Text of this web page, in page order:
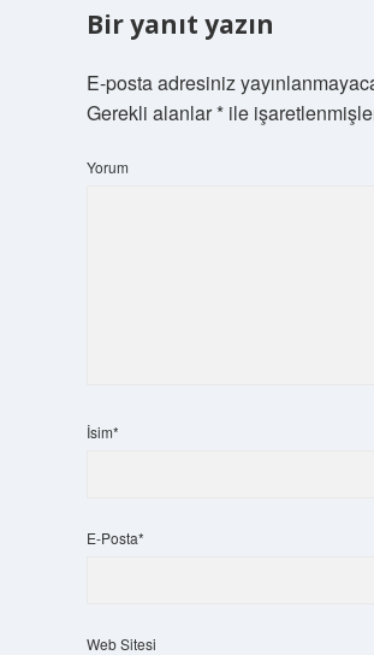
Bir yanıt yazın
E-posta adresiniz
Gerekli alanlar*ile
Yorum
İsim*
E-Posta*
Web Sitesi